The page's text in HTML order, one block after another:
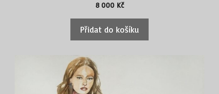
8 000 Kč
Přidat do košíku